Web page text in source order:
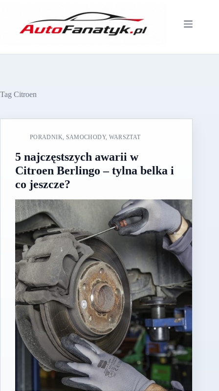
Tag Citroen
PORADNIK, SAMOCHODY, WARSZTAT
5 najczęstszych awarii w
Citroen Berlingo – tylna belka i
co jeszcze?